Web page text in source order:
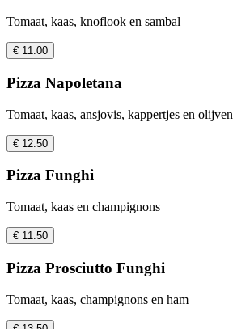
Tomaat, kaas, knoflook en sambal
€ 11.00
Pizza Napoletana
Tomaat, kaas, ansjovis, kappertjes en olijven
€ 12.50
Pizza Funghi
Tomaat, kaas en champignons
€ 11.50
Pizza Prosciutto Funghi
Tomaat, kaas, champignons en ham